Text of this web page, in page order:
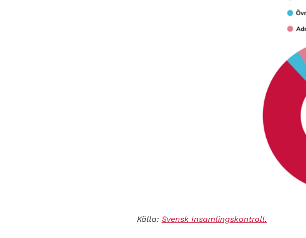
Källa: Svensk Insamlingskontroll.